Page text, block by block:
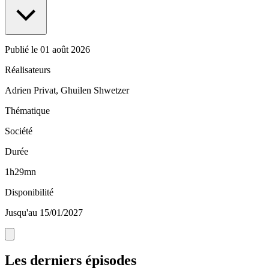
Publié le 01 août 2026
Réalisateurs
Adrien Privat, Ghuilen Shwetzer
Thématique
Société
Durée
1h29mn
Disponibilité
Jusqu'au 15/01/2027
Les derniers épisodes